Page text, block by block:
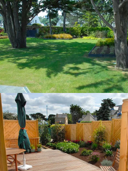
Guildo, Matignon, Saint-
Lunaire, Saint-Briac ...
Lire la suite >>>